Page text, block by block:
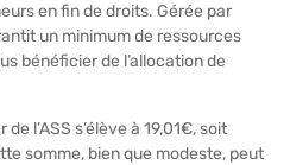
en fin de droits. Gérée par
un minimum de ressources
bénéficier de l’allocation de
l’ASS s’élève à 19,01€, soit
somme, bien que modeste, peut